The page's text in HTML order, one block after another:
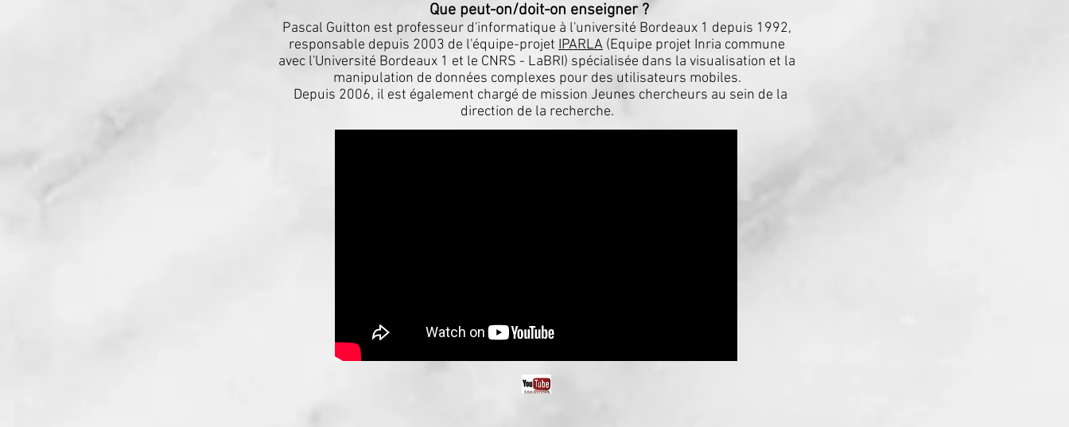
Que peut-on/doit-on enseigner ?
Pascal Guitton est professeur d'informatique à l'université Bordeaux 1 depuis 1992,
responsable depuis 2003 de l'équipe-projet IPARLA (Equipe projet Inria commune
avec l'Université Bordeaux 1 et le CNRS - LaBRI) spécialisée dans la visualisation et la
manipulation de données complexes pour des utilisateurs mobiles.
Depuis 2006, il est également chargé de mission Jeunes chercheurs au sein de la
direction de la recherche.